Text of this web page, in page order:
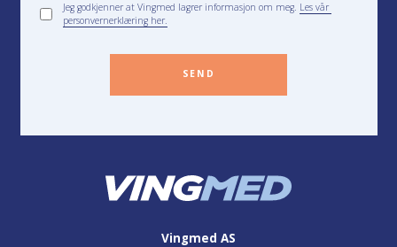
Jeg godkjenner at Vingmed lagrer informasjon om meg. Les vår
personvernerklæring her.
SEND
Vingmed AS